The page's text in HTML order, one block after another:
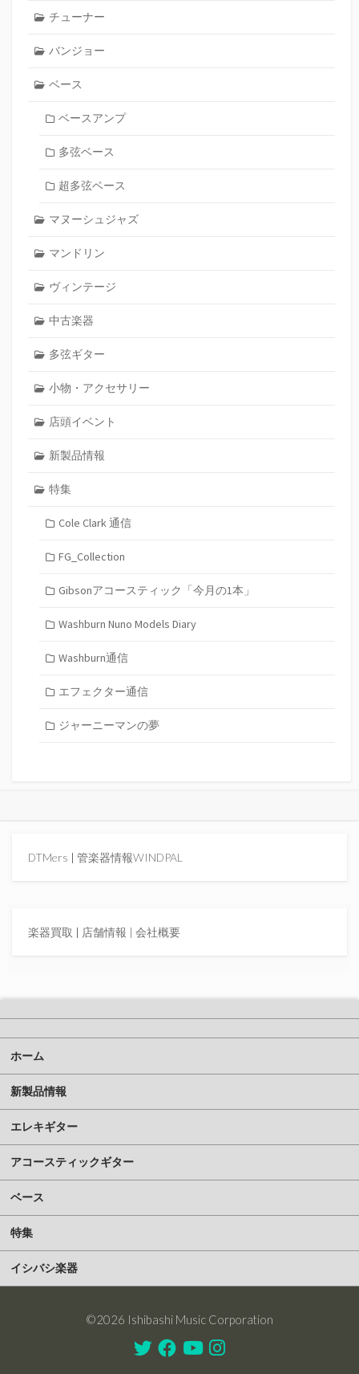
チューナー
バンジョー
ベース
ベースアンプ
多弦ベース
超多弦ベース
マヌーシュジャズ
マンドリン
ヴィンテージ
中古楽器
多弦ギター
小物・アクセサリー
店頭イベント
新製品情報
特集
Cole Clark 通信
FG_Collection
Gibsonアコースティック「今月の1本」
Washburn Nuno Models Diary
Washburn通信
エフェクター通信
ジャーニーマンの夢
DTMers | 管楽器情報WINDPAL
楽器買取 | 店舗情報 | 会社概要
ホーム
新製品情報
エレキギター
アコースティックギター
ベース
特集
イシバシ楽器
©2026 Ishibashi Music Corporation
TwitterFacebook
YoutubeInstagram